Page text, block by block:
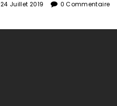
24 Juillet 2019 0 Commentaire